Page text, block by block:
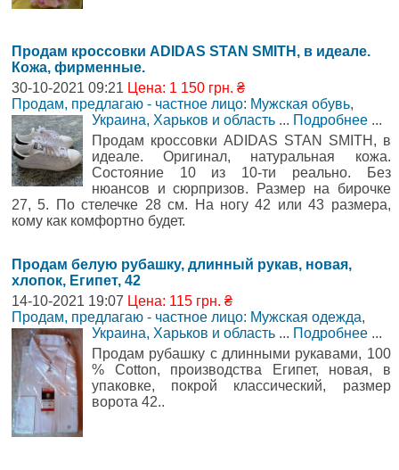
Продам кроссовки ADIDAS STAN SMITH, в идеале.
Кожа, фирменные.
30-10-2021 09:21 Цена: 1 150 грн. ₴
Продам, предлагаю - частное лицо: Мужская обувь,
Украина, Харьков и область ... Подробнее ...
Продам кроссовки ADIDAS STAN SMITH, в
идеале. Оригинал, натуральная кожа.
Состояние 10 из 10-ти реально. Без
нюансов и сюрпризов. Размер на бирочке
27, 5. По стелечке 28 см. На ногу 42 или 43 размера,
кому как комфортно будет.
Продам белую рубашку, длинный рукав, новая,
хлопок, Египет, 42
14-10-2021 19:07 Цена: 115 грн. ₴
Продам, предлагаю - частное лицо: Мужская одежда,
Украина, Харьков и область ... Подробнее ...
Продам рубашку с длинными рукавами, 100
% Cotton, производства Египет, новая, в
упаковке, покрой классический, размер
ворота 42..